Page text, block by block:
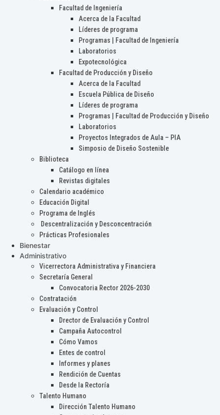
Facultad de Ingeniería
Acerca de la Facultad
Líderes de programa
Programas | Facultad de Ingeniería
Laboratorios
Expotecnológica
Facultad de Producción y Diseño
Acerca de la Facultad
Escuela Pública de Diseño
Líderes de programa
Programas | Facultad de Producción y Diseño
Laboratorios
Proyectos Integrados de Aula – PIA
Simposio de Diseño Sostenible
Biblioteca
Catálogo en línea
Revistas digitales
Calendario académico
Educación Digital
Programa de Inglés
Descentralización y Desconcentración
Prácticas Profesionales
Bienestar
Administrativo
Vicerrectora Administrativa y Financiera
Secretaría General
Convocatoria Rector 2026-2030
Contratación
Evaluación y Control
Drector de Evaluación y Control
Campaña Autocontrol
Cómo Vamos
Entes de control
Informes y planes
Rendición de Cuentas
Desde la Rectoría
Talento Humano
Dirección Talento Humano